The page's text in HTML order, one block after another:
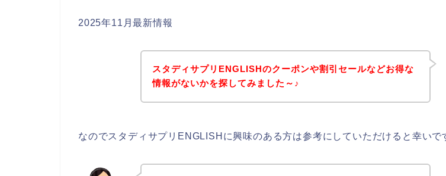
2025年11月最新情報
スタディサプリENGLISHのクーポンや割引セールなどお得な
情報がないかを探してみました～♪
なのでスタディサプリENGLISHに興味のある方は参考にしていただけると幸いで